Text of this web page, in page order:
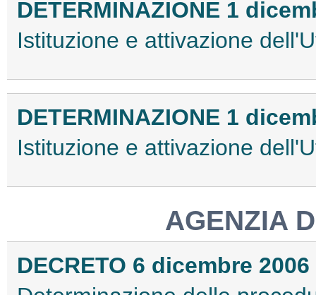
DETERMINAZIONE 1
Istituzione e attivazione
DETERMINAZIONE 1
Istituzione e attivazione
AGENZIA
DECRETO 6 dicembre 2006